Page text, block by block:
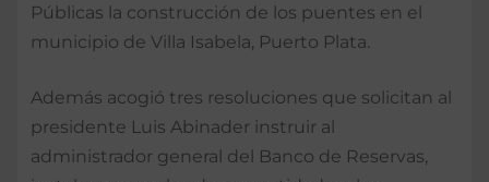
Públicas la construcción de los puentes en el
municipio de Villa Isabela, Puerto Plata.
Además acogió tres resoluciones que solicitan al
presidente Luis Abinader instruir al
administrador general del Banco de Reservas,